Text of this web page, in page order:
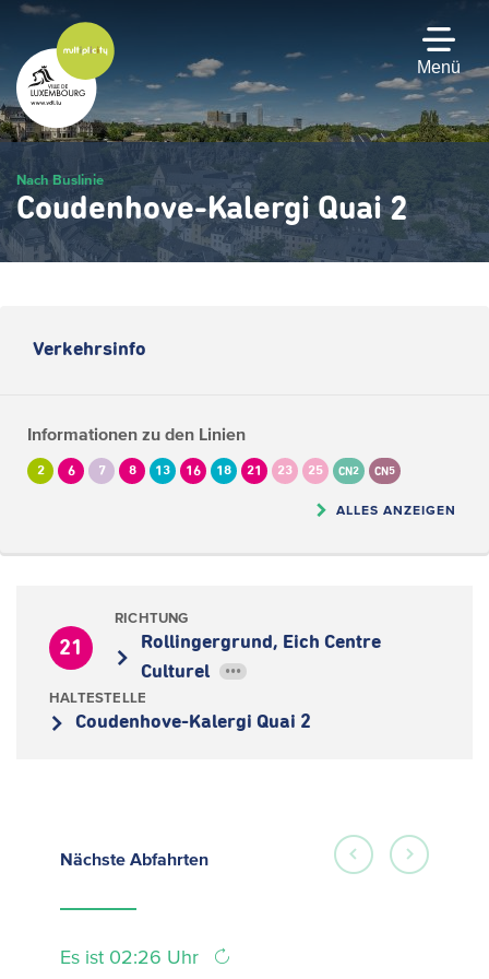
Zum
Hauptinhalt
gehen
Menü
Nach Buslinie
Coudenhove-Kalergi Quai 2
Verkehrsinfo
Informationen zu den Linien
2 6 7 8 13 16 18 21 23 25 CN2 CN5
ALLES ANZEIGEN
21
RICHTUNG
Rollingergrund, Eich Centre
Culturel
•••
HALTESTELLE
Coudenhove-Kalergi Quai 2
Nächste Abfahrten
Es ist 02:26 Uhr